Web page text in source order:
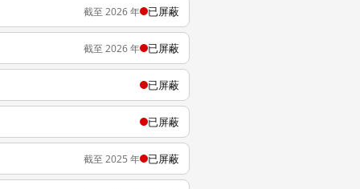
截至 2026 年 已屏蔽
截至 2026 年 已屏蔽
已屏蔽
已屏蔽
截至 2025 年 已屏蔽